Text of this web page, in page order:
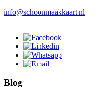
info@schoonmaakkaart.nl
Blog